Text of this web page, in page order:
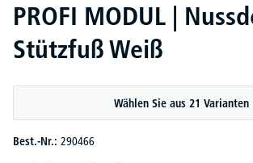
PROFI MODUL |
Stützfuß Weiß
Wählen Sie aus 21 Varianten
Best.-Nr.: 290466